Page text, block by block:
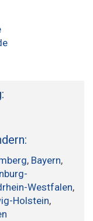
, Bayern,
Westfalen,
Holstein,